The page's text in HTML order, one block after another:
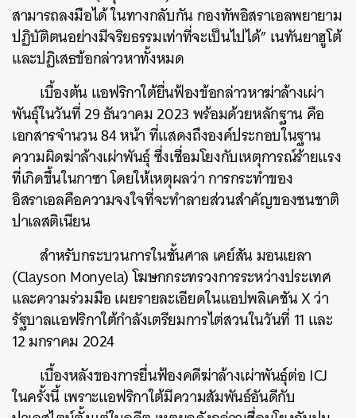
สามารถลงมือได้ ในทางกลับกัน กองทัพอิสราเอลพยายาม
ปฏิบัติตนอย่างมีจริยธรรมเท่าที่จะเป็นไปได้” เนทันยาฮูโต้
และปฏิเสธข้อกล่าวหาทั้งหมด
เบื้องต้น แอฟริกาใต้ยื่นฟ้องข้อกล่าวหาฆ่าล้างเผ่า
พันธุ์ในวันที่ 29 ธันวาคม 2023 พร้อมด้วยหลักฐาน คือ
เอกสารจำนวน 84 หน้า ที่แสดงถึงองค์ประกอบในฐาน
ความผิดฆ่าล้างเผ่าพันธุ์ ซึ่งเชื่อมโยงกับเหตุการณ์ร้ายแรง
ที่เกิดขึ้นในกาซา โดยให้เหตุผลว่า การกระทำของ
อิสราเอลคือความจงใจที่จะทำลายส่วนสำคัญของชนชาติ
ปาเลสติเนียน
สำหรับกระบวนการในชั้นศาล เคย์สัน มอนเยลา
(Clayson Monyela) โฆษกกระทรวงการระหว่างประเทศ
และความร่วมมือ เผยรายละเอียดในแอปพลิเคชัน X ว่า
รัฐบาลแอฟริกาใต้กำลังเตรียมการไต่สวนในวันที่ 11 และ
12 มกราคม 2024
เบื้องหลังของการยื่นฟ้องคดีฆ่าล้างเผ่าพันธุ์ต่อ ICJ
ในครั้งนี้ เพราะแอฟริกาใต้มีความสัมพันธ์อันดีกับ